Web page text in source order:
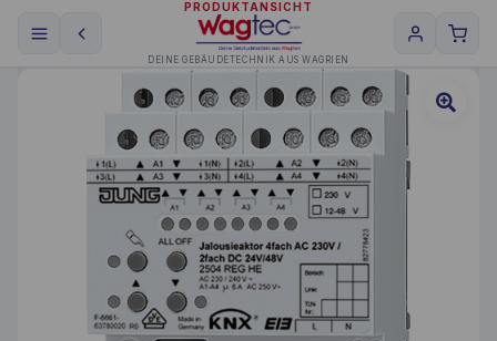
PRODUKTANSICHT
DEINE GEBÄUDETECHNIK AUS WAGRIEN